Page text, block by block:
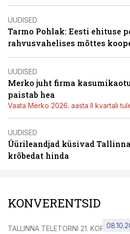
UUDISED
Tarmo Pohlak: Eesti ehituse
rahvusvahelises mõttes
UUDISED
Merko juht firma
paistab hea
Vaata Merko 2026. aasta II kvartali
UUDISED
Üürileandjad küsivad
krõbedat hinda
KONVERENTSID
TALLINNA TELETORNI 21. KORRUSEL